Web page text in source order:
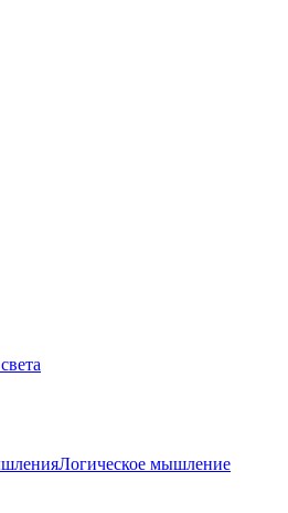
Логическое мышление